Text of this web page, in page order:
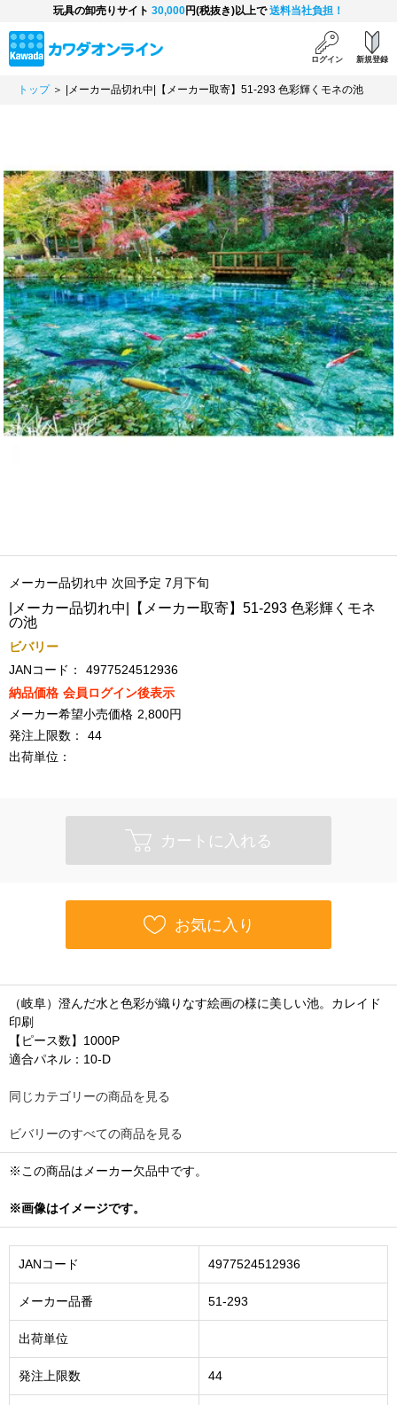
玩具の卸売りサイト 30,000円(税抜き)以上で送料当社負担！
ログイン 新規登録
トップ＞ |メーカー品切れ中|【メーカー取寄】51-293 色彩輝くモネの池
メーカー品切れ中 次回予定 7月下旬
|メーカー品切れ中|【メーカー取寄】51-293 色彩輝くモネ
の池
ビバリー
JANコード：
4977524512936
納品価格 会員ログイン後表示
メーカー希望小売価格 2,800円
発注上限数：
44
出荷単位：
カートに入れる
お気に入り
（岐阜）澄んだ水と色彩が織りなす絵画の様に美しい池。カレイド
印刷
【ピース数】1000P
適合パネル：10-D
同じカテゴリーの商品を見る
ビバリーのすべての商品を見る
※この商品はメーカー欠品中です。
※画像はイメージです。
JANコード 4977524512936
メーカー品番 51-293
出荷単位
発注上限数 44